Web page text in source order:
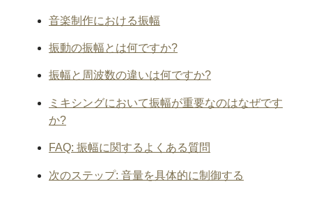
音楽制作における振幅
振動の振幅とは何ですか?
振幅と周波数の違いは何ですか?
ミキシングにおいて振幅が重要なのはなぜです
か?
FAQ: 振幅に関するよくある質問
次のステップ: 音量を具体的に制御する